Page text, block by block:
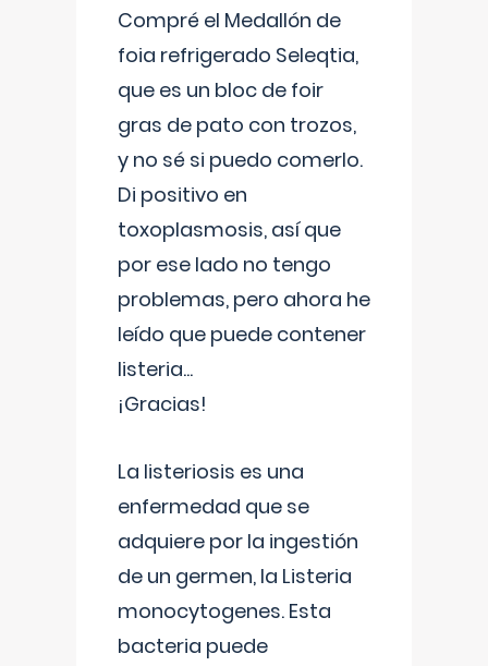
Compré el Medallón de
foia refrigerado Seleqtia,
que es un bloc de foir
gras de pato con trozos,
y no sé si puedo comerlo.
Di positivo en
toxoplasmosis, así que
por ese lado no tengo
problemas, pero ahora he
leído que puede contener
listeria...
¡Gracias!
La listeriosis es una
enfermedad que se
adquiere por la ingestión
de un germen, la Listeria
monocytogenes. Esta
bacteria puede